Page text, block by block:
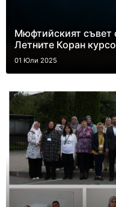
Мюфтийският съвет
Летните Коран
01 Юли 2025